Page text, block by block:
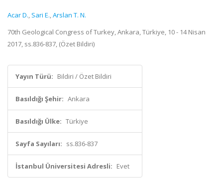
Acar D., Sari E.,Arslan T. N.
70th Geological Congress of Turkey, Ankara, Türkiye, 10 - 14 Nisan
2017, ss.836-837, (Özet Bildiri)
Yayın Türü: Bildiri / Özet Bildiri
Basıldığı Şehir: Ankara
Basıldığı Ülke: Türkiye
Sayfa Sayıları: ss.836-837
İstanbul Üniversitesi Adresli: Evet